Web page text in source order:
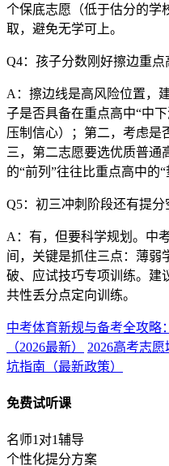
个保底志愿（低于估分的学
取，避免无学可上。
Q4：孩子分数刚好擦边重点
A：擦边线是高风险位置，
子是否具备在重点高中“中
压制信心）；第二，考虑是
三，第二志愿要选优质普通
的“前列”往往比重点高中的“
Q5：初三冲刺阶段还有提分
A：有，但要科学规划。中
间，关键是抓住三点：薄弱
破、应试技巧专项训练。建
共性丢分点定向训练。
中考体育新规与备考全攻略
（2026最新）
2026高考志
坑指南（最新政策）
免费试听课
名师1对1辅导
个性化提分方案